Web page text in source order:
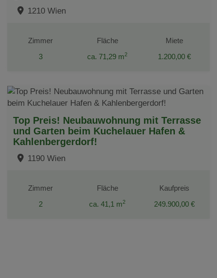
1210 Wien
Zimmer
3
Fläche
ca. 71,29 m2
Miete
1.200,00 €
Top Preis! Neubauwohnung mit Terrasse
und Garten beim Kuchelauer Hafen &
Kahlenbergerdorf!
1190 Wien
Zimmer
2
Fläche
ca. 41,1 m2
Kaufpreis
249.900,00 €